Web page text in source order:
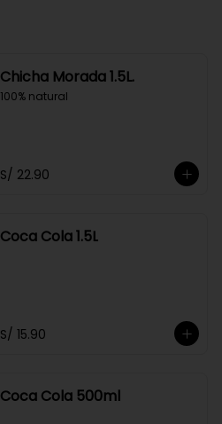
Chicha Morada 1.5L.
100% natural
S/ 22.90
Coca Cola 1.5L
S/ 15.90
Coca Cola 500ml